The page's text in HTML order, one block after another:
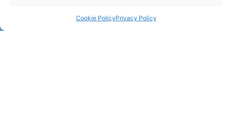
Cookie PolicyPrivacy Policy